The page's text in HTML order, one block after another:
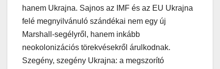
hanem Ukrajna. Sajnos az IMF és az EU Ukrajna
felé megnyilvánuló szándékai nem egy új
Marshall-segélyről, hanem inkább
neokolonizációs törekvésekről árulkodnak.
Szegény, szegény Ukrajna: a megszorító